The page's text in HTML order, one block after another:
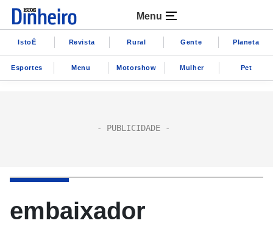
Menu
IstoÉ Revista Rural Gente Planeta
Esportes Menu Motorshow Mulher Pet
embaixador